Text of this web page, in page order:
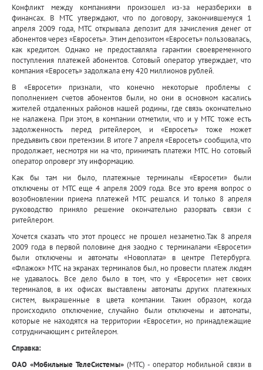
Конфликт между компаниями произошел из-за неразберихи в
финансах. В МТС утверждают, что по договору, закончившемуся 1
апреля 2009 года, МТС открывала депозит для зачисления денег от
абонентов через «Евросеть». Этим депозитом «Евросеть» пользовалась,
как кредитом. Однако не предоставляла гарантии своевременного
поступления платежей абонентов. Сотовый оператор утверждает, что
компания «Евросеть» задолжала ему 420 миллионов рублей.
В «Евросети» признали, что конечно некоторые проблемы с
пополнением счетов абонентов были, но они в основном касались
жителей отдаленных районов нашей родины, где связь окончательно
не налажена. При этом, в компании отметили, что и у МТС тоже есть
задолженность перед ритейлером, и «Евросеть» тоже может
предъявить свои претензии. В итоге 7 апреля «Евросеть» сообщила, что
продолжает, несмотря ни на что, принимать платежи МТС. Но сотовый
оператор опроверг эту информацию.
Как бы там ни было, платежные терминалы «Евросети» были
отключены от МТС еще 4 апреля 2009 года. Все это время вопрос о
возобновлении приема платежей МТС решался. И только 8 апреля
руководство приняло решение окончательно разорвать связи с
ритейлером.
Хочется сказать что этот процесс не прошел незаметно.Так 8 апреля
2009 года в первой половине дня заодно с терминалами «Евросети»
были отключены и автоматы «Новоплата» в центре Петербурга.
«Флажок» МТС на экранах терминалов был, но провести платеж людям
не удавалось. Все дело было в том, что у «Евросети» нет своих
терминалов, в их офисах выставлены автоматы других платежных
систем, выкрашенные в цвета компании. Таким образом, когда
происходило отключение, случайно были отключены и автоматы,
которые не находятся на территории «Евросети», но принадлежащие
сотрудничающим с ритейлером.
Справка:
ОАО «Мобильные ТелеСистемы» (МТС) - оператор мобильной связи в